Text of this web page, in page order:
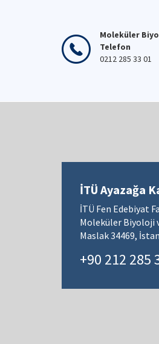
Moleküler
Telefon
0212 285 33 01
İTÜ Ayazağa
İTÜ Fen Edebiyat
Moleküler Biyoloji
Maslak 34469,
+90 212 285